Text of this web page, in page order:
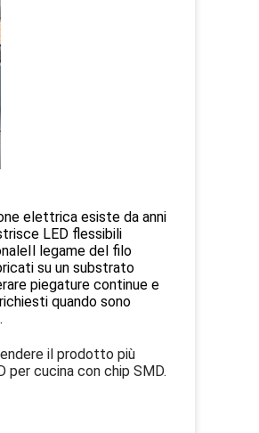
elettrica esiste da anni
LED flessibili
legame del filo
su un substrato
piegature continue e
quando sono
il prodotto più
per cucina con chip SMD.